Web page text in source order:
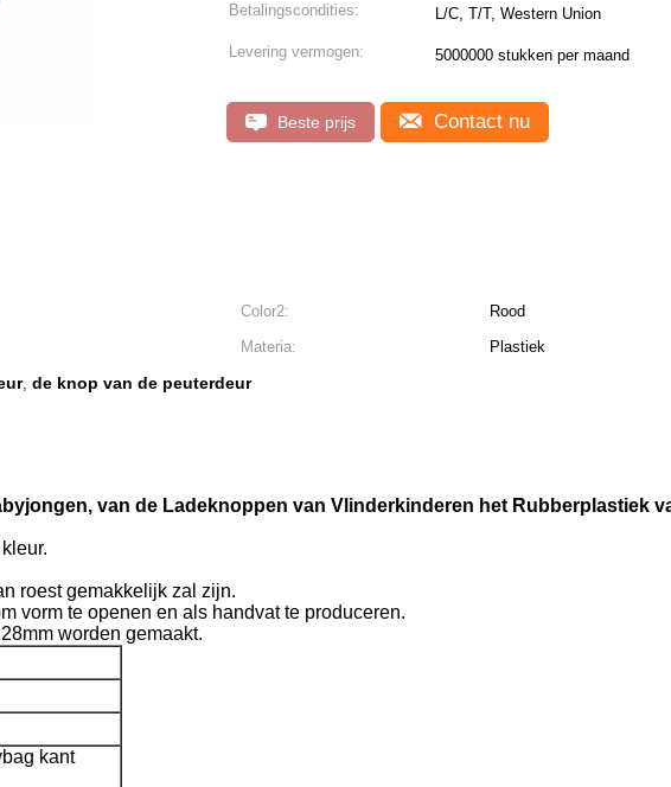
Betalingscondities: L/C, T/T, Western Union
Levering vermogen: 5000000 stukken per maand
Beste prijs Contact nu
Color2:
Rood
Materia:
Plastiek
, de knop van de peuterdeur
van de Ladeknoppen van Vlinderkinderen het Rubberplastiek
roest gemakkelijk zal zijn.
vorm te openen en als handvat te produceren.
worden gemaakt.
kant